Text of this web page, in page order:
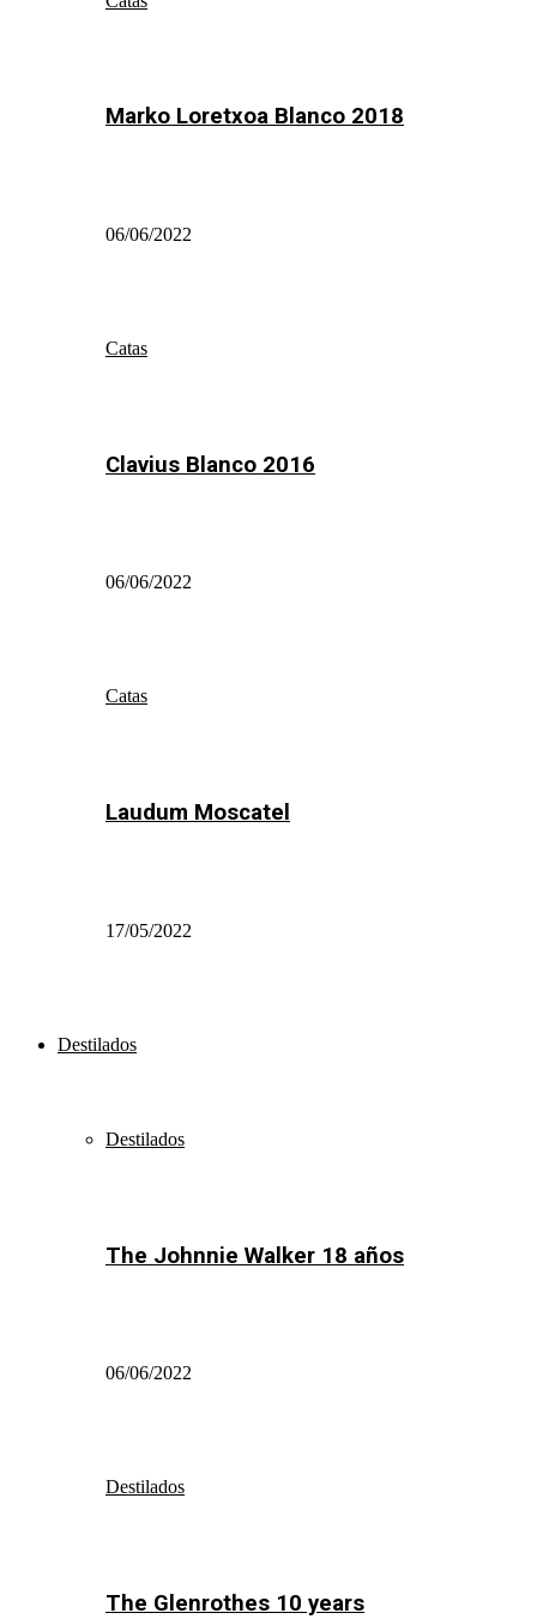
Marko Loretxoa Blanco 2018
06/06/2022
Catas
Clavius Blanco 2016
06/06/2022
Catas
Laudum Moscatel
17/05/2022
Destilados
Destilados
The Johnnie Walker 18 años
06/06/2022
Destilados
The Glenrothes 10 years